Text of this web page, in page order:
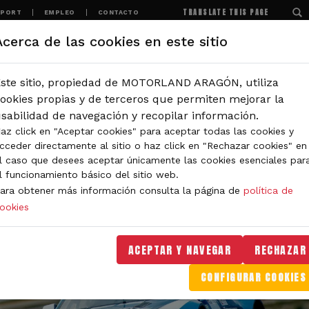
EMPLEO CONTACTO TRANSLATE THIS PAGE
de las cookies en este sitio
sitio, propiedad de MOTORLAND ARAGÓN, utiliza
propias y de terceros que permiten mejorar la
de navegación y recopilar información.
click en "Aceptar cookies" para aceptar todas las cookies y
directamente al sitio o haz click en "Rechazar cookies" en
caso que desees aceptar únicamente las cookies esenciales
funcionamiento básico del sitio web.
obtener más información consulta la página de política de
ACEPTAR Y NAVEGAR RECHAZAR
CONFIGURAR COOKIES